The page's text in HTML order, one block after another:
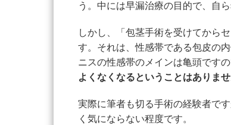
う。中には早漏治療の目的で、自
しかし、「包茎手術を受けてから
す。それは、性感帯である包皮の
ニスの性感帯のメインは亀頭ですの
よくなくなるということはありませ
実際に筆者も切る手術の経験者で
く気にならない程度です。